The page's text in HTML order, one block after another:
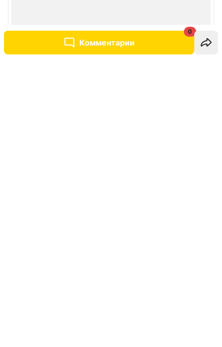
Комментарии
0